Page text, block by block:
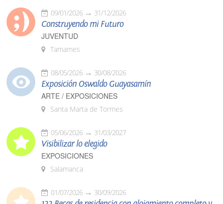
09/01/2026 31/12/2026
Construyendo mi Futuro
JUVENTUD
Tamames
08/05/2026 30/08/2026
Exposición Oswaldo Guayasamín
ARTE / EXPOSICIONES
Santa Marta de Tormes
05/06/2026 31/03/2027
Visibilizar lo elegido
EXPOSICIONES
Salamanca
01/07/2026 30/09/2026